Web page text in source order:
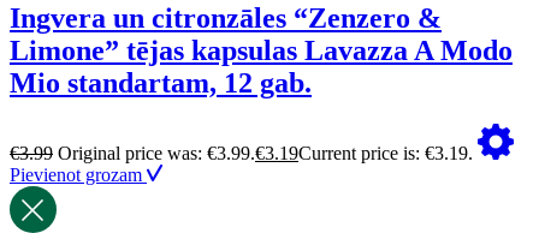
Ingvera un citronzāles “Zenzero &
Limone” tējas kapsulas Lavazza A Modo
Mio standartam, 12 gab.
€3.99 Original price was: €3.99.€3.19Current price is: €3.19.
Pievienot grozam